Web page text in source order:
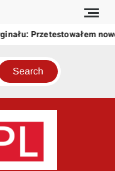
Przetestowałem